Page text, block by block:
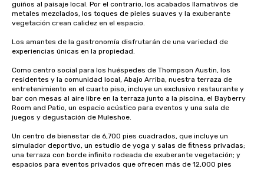
guiños al paisaje local. Por el contrario, los acabados llamativos de
metales mezclados, los toques de pieles suaves y la exuberante
vegetación crean calidez en el espacio.
Los amantes de la gastronomía disfrutarán de una variedad de
experiencias únicas en la propiedad.
Como centro social para los huéspedes de Thompson Austin, los
residentes y la comunidad local, Abajo Arriba, nuestra terraza de
entretenimiento en el cuarto piso, incluye un exclusivo restaurante y
bar con mesas al aire libre en la terraza junto a la piscina, el Bayberry
Room and Patio, un espacio acústico para eventos y una sala de
juegos y degustación de Muleshoe.
Un centro de bienestar de 6,700 pies cuadrados, que incluye un
simulador deportivo, un estudio de yoga y salas de fitness privadas;
una terraza con borde infinito rodeada de exuberante vegetación; y
espacios para eventos privados que ofrecen más de 12,000 pies